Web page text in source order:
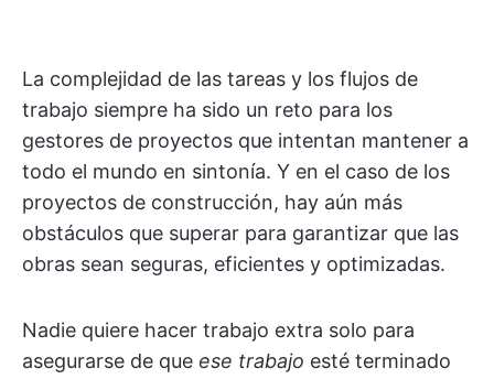
La complejidad de las tareas y los flujos de
trabajo siempre ha sido un reto para los
gestores de proyectos que intentan mantener a
todo el mundo en sintonía. Y en el caso de los
proyectos de construcción, hay aún más
obstáculos que superar para garantizar que las
obras sean seguras, eficientes y optimizadas.
Nadie quiere hacer trabajo extra solo para
asegurarse de que ese trabajo esté terminado